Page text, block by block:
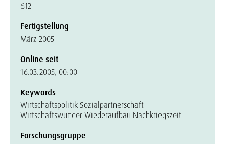
612
Fertigstellung
März 2005
Online seit
16.03.2005, 00:00
Keywords
Wirtschaftspolitik Sozialpartnerschaft
Wirtschaftswunder Wiederaufbau Nachkriegszeit
Forschungsgruppe